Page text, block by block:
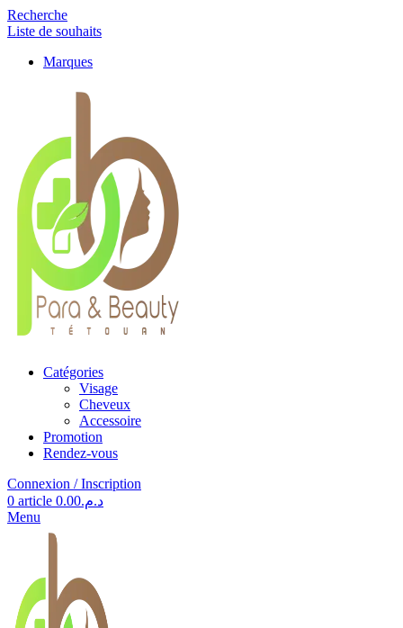
Recherche
Liste de souhaits
Marques
Catégories
Visage
Cheveux
Accessoire
Promotion
Rendez-vous
Connexion / Inscription
0 article د.م.0.00
Menu